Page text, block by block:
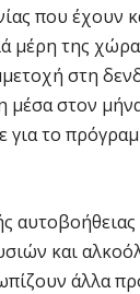
που έχουν
μέρη της
στη
στον
το
και
άλλα